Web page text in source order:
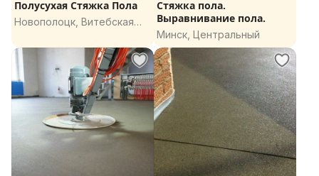
Полусухая Стяжка Пола
Новополоцк, Витебская
Стяжка пола.
Выравнивание пола.
Минск, Центральный